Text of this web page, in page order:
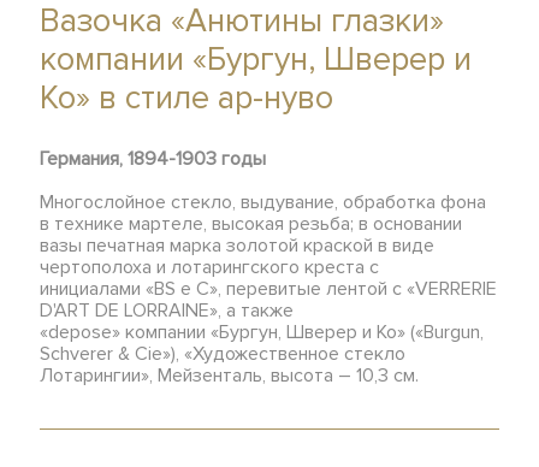
Вазочка «Анютины глазки»
компании «Бургун, Шверер и
Ко» в стиле ар-нуво
Германия, 1894-1903 годы
Многослойное стекло, выдувание, обработка фона
в технике мартеле, высокая резьба; в основании
вазы печатная марка золотой краской в виде
чертополоха и лотарингского креста с
инициалами «BS е C», перевитые лентой с «VERRERIE
D'ART DE LORRAINE», а также
«depose» компании «Бургун, Шверер и Ко» («Burgun,
Schverer & Cie»), «Художественное стекло
Лотарингии», Мейзенталь, высота – 10,3 см.